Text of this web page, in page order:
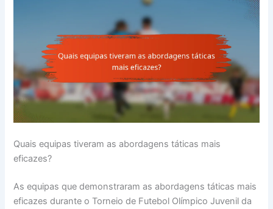
Quais equipas tiveram as abordagens táticas mais
eficazes?
As equipas que demonstraram as abordagens táticas mais
eficazes durante o Torneio de Futebol Olímpico Juvenil da